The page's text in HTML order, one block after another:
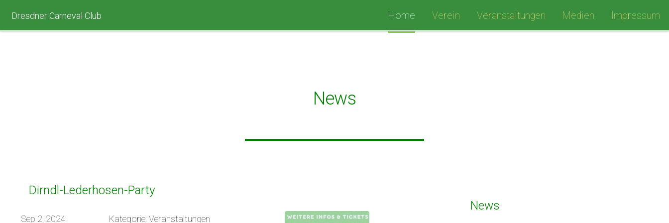
Dresdner Carneval Club Home Verein Veranstaltungen Medien Impressum
News
Dirndl-Lederhosen-Party
Sep 2, 2024 Kategorie: Veranstaltungen
News